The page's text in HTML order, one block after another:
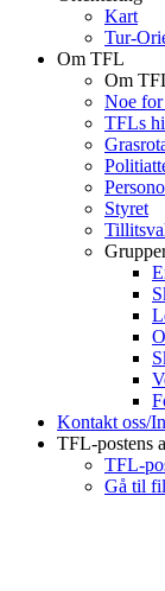
Kart
Tur-
Om TFL
Om
Noe for
TFLs
Styret
Kontakt oss/
TFL-postens
TFL-
Gå til